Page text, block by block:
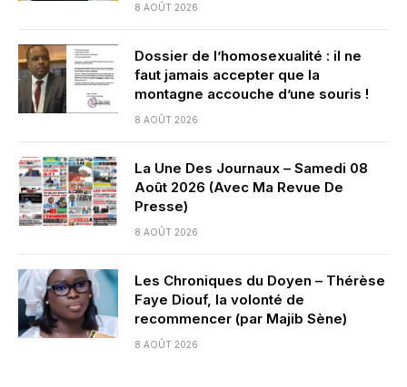
8 AOÛT 2026
Dossier de l’homosexualité : il ne
faut jamais accepter que la
montagne accouche d’une souris !
8 AOÛT 2026
La Une Des Journaux – Samedi 08
Août 2026 (Avec Ma Revue De
Presse)
8 AOÛT 2026
Les Chroniques du Doyen – Thérèse
Faye Diouf, la volonté de
recommencer (par Majib Sène)
8 AOÛT 2026